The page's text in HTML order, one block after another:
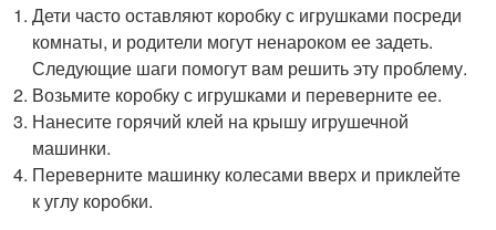
Дети часто оставляют коробку с игрушками посреди
комнаты, и родители могут ненароком ее задеть.
Следующие шаги помогут вам решить эту проблему.
Возьмите коробку с игрушками и переверните ее.
Нанесите горячий клей на крышу игрушечной
машинки.
Переверните машинку колесами вверх и приклейте
к углу коробки.